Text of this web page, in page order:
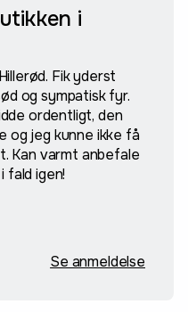
i
Fik yderst
og sympatisk fyr.
ordentligt, den
og jeg kunne ikke få
Kan varmt anbefale
fald igen!
Se anmeldelse